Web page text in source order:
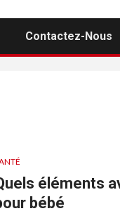
Contactez-Nous
éléments
bébé